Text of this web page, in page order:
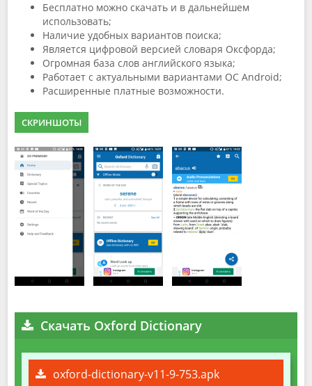
Бесплатно можно скачать и в дальнейшем
использовать;
Наличие удобных вариантов поиска;
Является цифровой версией словаря Оксфорда;
Огромная база слов английского языка;
Работает с актуальными вариантами ОС Android;
Расширенные платные возможности.
СКРИНШОТЫ
Скачать Oxford Dictionary
oxford-dictionary-v11-9-753.apk